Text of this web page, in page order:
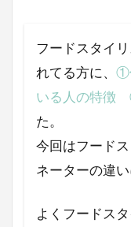
フードスタイ
れてる方に、 ①
いる人の特徴
た。
今回はフード
ネーターの違
よくフードス
春菊
春
ちゃお
お菓子
お
アオハルレシピ